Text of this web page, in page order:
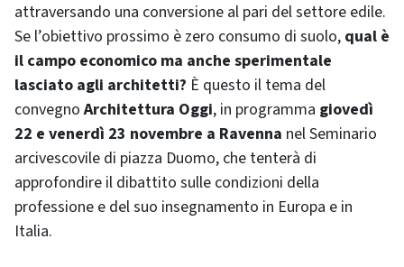
attraversando una conversione al pari del settore edile.
Se l’obiettivo prossimo è zero consumo di suolo, qual è
il campo economico ma anche sperimentale
lasciato agli architetti? È questo il tema del
convegnoArchitettura Oggi, in programma giovedì
22 e venerdì 23 novembre a Ravenna nel Seminario
arcivescovile di piazza Duomo, che tenterà di
approfondire il dibattito sulle condizioni della
professione e del suo insegnamento in Europa e in
Italia.